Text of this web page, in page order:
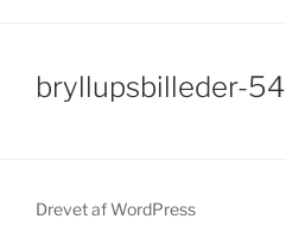
bryllupsbilleder-54
Drevet af WordPress